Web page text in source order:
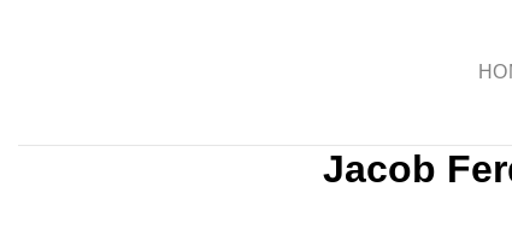
Jacob